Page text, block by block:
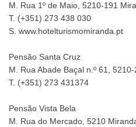
M. Rua 1º de Maio, 5210-191
T. (+351) 273 438 030
S. www.hotelturismomiranda.pt
Pensão Santa Cruz
M. Rua Abade Baçal n.º 61,
T. (+351) 273 431374
Pensão Vista Bela
M. Rua do Mercado, 5210